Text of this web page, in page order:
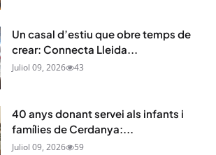
Un casal d’estiu que obre temps de
crear: Connecta Lleida...
Juliol 09, 2026 43
40 anys donant servei als infants i
famílies de Cerdanya:...
Juliol 09, 2026 59